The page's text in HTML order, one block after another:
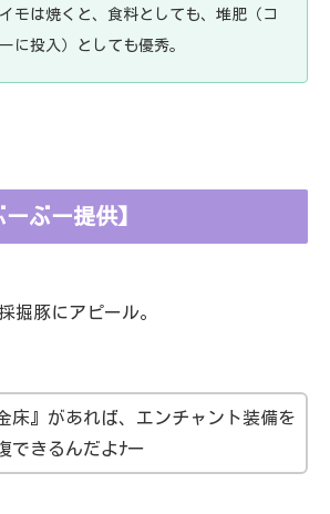
モは焼くと、食料としても、堆肥（コ
に投入）としても優秀。
ぶー提供】
掘豚にアピール。
床』があれば、エンチャント装備を
できるんだよﾅー